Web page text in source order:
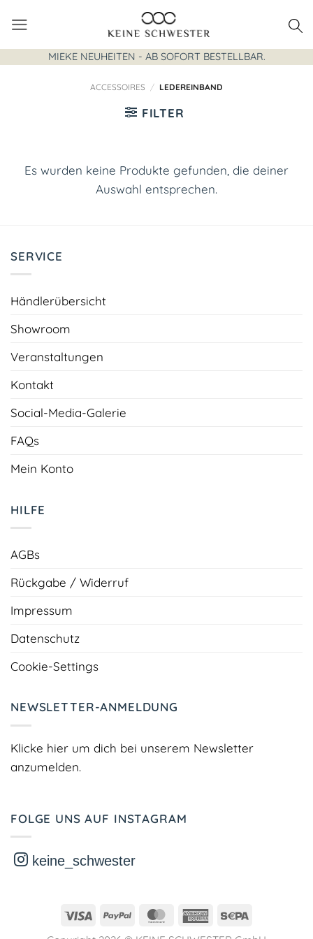
Inhalt
springen
MIEKE NEUHEITEN - AB SOFORT BESTELLBAR.
ACCESSOIRES / LEDEREINBAND
FILTER
Es wurden keine Produkte gefunden, die deiner
Auswahl entsprechen.
SERVICE
Händlerübersicht
Showroom
Veranstaltungen
Kontakt
Social-Media-Galerie
FAQs
Mein Konto
HILFE
AGBs
Rückgabe / Widerruf
Impressum
Datenschutz
Cookie-Settings
NEWSLETTER-ANMELDUNG
Klicke hier um dich bei unserem Newsletter
anzumelden.
FOLGE UNS AUF INSTAGRAM
keine_schwester
Visa PayPal MasterCardAmerican